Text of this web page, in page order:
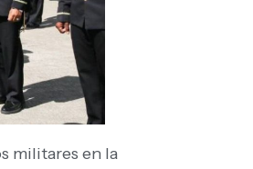
militares en la